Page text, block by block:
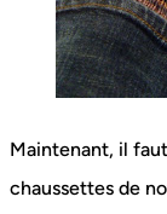
Maintenant, il
chaussettes de